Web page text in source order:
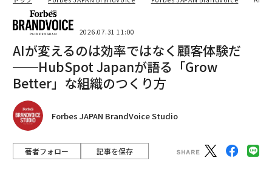
2026.07.31 11:00
AIが変えるのは効率ではなく顧客体験だ
──HubSpot Japanが語る「Grow
Better」な組織のつくり方
Forbes JAPAN BrandVoice Studio
著者フォロー 記事を保存